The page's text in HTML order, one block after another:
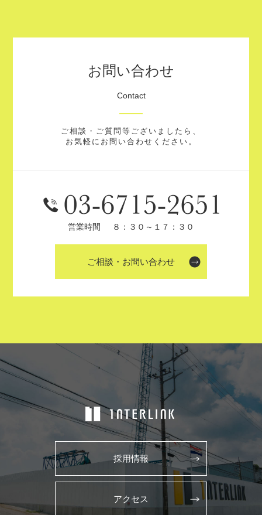
お問い合わせ
Contact
ご相談・ご質問等ございましたら、
お気軽にお問い合わせください。
営業時間 ８：３０～１７：３０
ご相談・お問い合わせ
採用情報
アクセス